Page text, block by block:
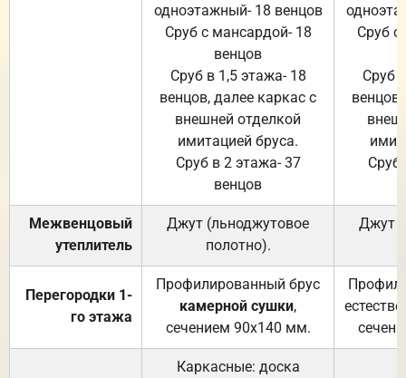
одноэтажный- 18 венцов
Сруб с мансардой- 18
венцов
Сруб в 1,5 этажа- 18
венцов, далее каркас с
внешней отделкой
имитацией бруса.
Сруб в 2 этажа- 37
венцов
Сруб с
Сруб
Сруб
Межвенцовый
утеплитель
Джут (льноджутовое
полотно).
Джут
Перегородки 1-
го этажа
Профилированный брус
камерной сушки,
сечением 90х140 мм.
Каркасные: доска